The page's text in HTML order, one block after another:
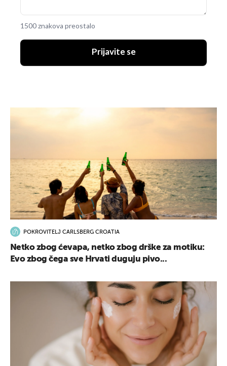
1500 znakova preostalo
Prijavite se
POKROVITELJ CARLSBERG CROATIA
Netko zbog ćevapa, netko zbog drške za motiku:
Evo zbog čega sve Hrvati duguju pivo...